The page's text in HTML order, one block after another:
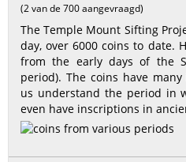
(2 van de 700 aangevraagd)
The Temple Mount Sifting
day, over 6000 coins to date.
from the early days of the
period). The coins have
us understand the period in
even have inscriptions in